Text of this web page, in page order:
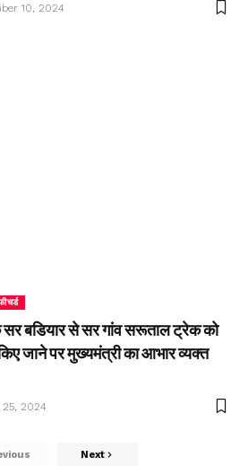
10, 2024
सर बडियार से सर गांव सरूताल ट्रेक को
जाने पर मुख्यमंत्री का आभार व्यक्त
25, 2024
Next